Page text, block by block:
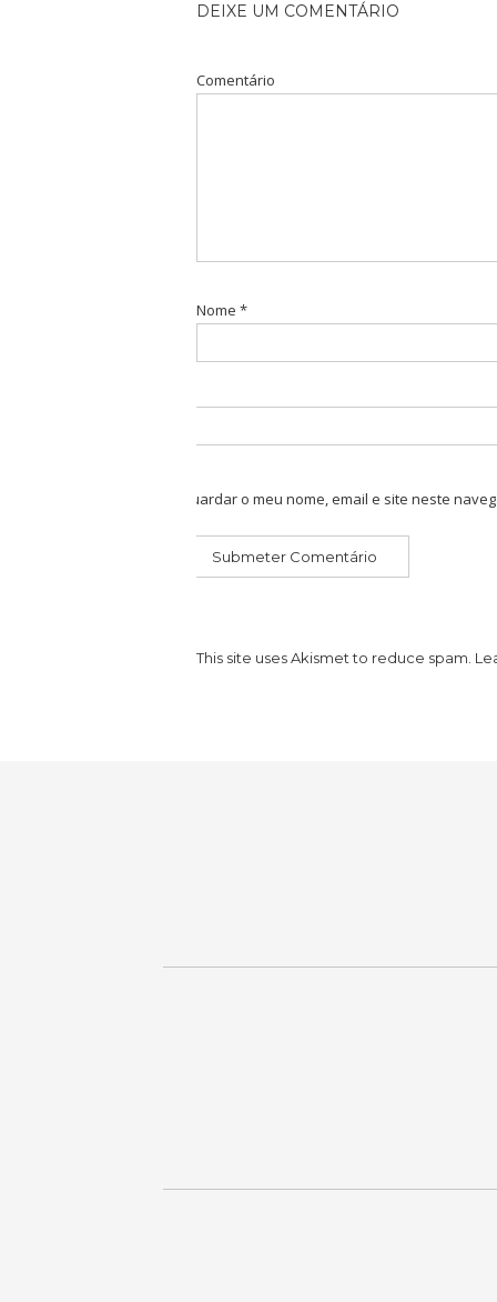
DEIXE UM COMENTÁRIO
Comentário
Nome *
Guardar o meu nome, email e site neste
This site uses Akismet to reduce spam.